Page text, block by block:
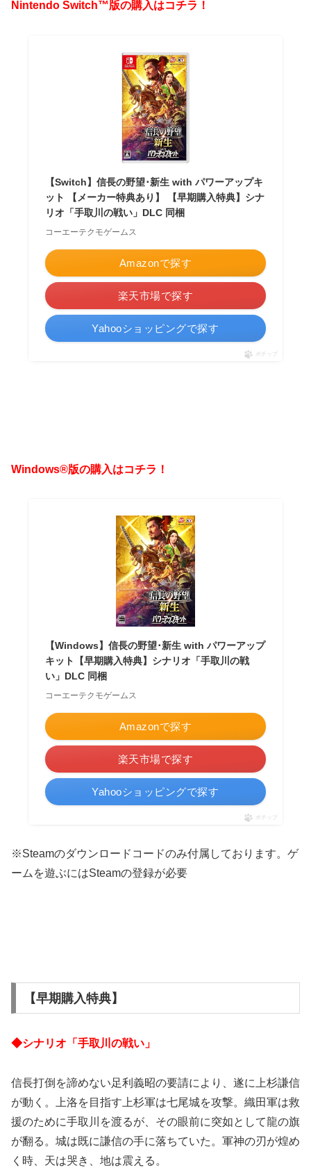
Nintendo Switch™版の購入はコチラ！
【Switch】信長の野望･新生 with パワーアップキ
ット 【メーカー特典あり】 【早期購入特典】シナ
リオ「手取川の戦い」DLC 同梱
コーエーテクモゲームス
Amazonで探す
楽天市場で探す
Yahooショッピングで探す
ポチップ
Windows®版の購入はコチラ！
【Windows】信長の野望･新生 with パワーアップ
キット【早期購入特典】シナリオ「手取川の戦
い」DLC 同梱
コーエーテクモゲームス
Amazonで探す
楽天市場で探す
Yahooショッピングで探す
ポチップ
※Steamのダウンロードコードのみ付属しております。ゲ
ームを遊ぶにはSteamの登録が必要
【早期購入特典】
◆シナリオ「手取川の戦い」
信長打倒を諦めない足利義昭の要請により、遂に上杉謙信
が動く。上洛を目指す上杉軍は七尾城を攻撃。織田軍は救
援のために手取川を渡るが、その眼前に突如として龍の旗
が翻る。城は既に謙信の手に落ちていた。軍神の刃が煌め
く時、天は哭き、地は震える。